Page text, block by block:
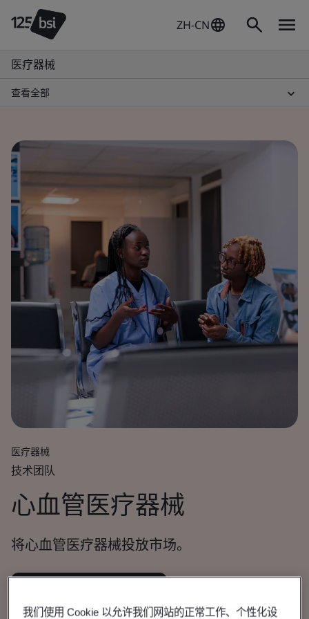
ZH-CN
医疗器械
查看全部
医疗器械
技术团队
心血管医疗器械
将心血管医疗器械投放市场。
我们使用 Cookie 以允许我们网站的正常工作、个性化设